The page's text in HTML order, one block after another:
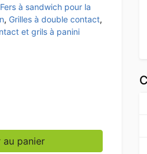
Fers à sandwich pour la
, Grilles à double contact,
et grils à panini
Buffalo en acier inoxydable
au panier